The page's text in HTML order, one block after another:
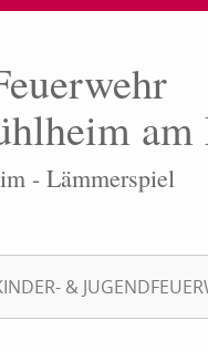
- Lämmerspiel
&